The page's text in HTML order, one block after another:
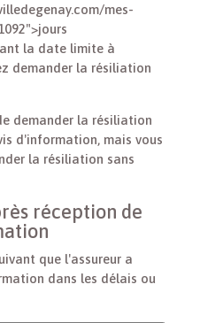
mes-
la date limite à
demander la résiliation
demander la résiliation
d'information, mais vous
la résiliation sans
réception de
que l'assureur a
dans les délais ou